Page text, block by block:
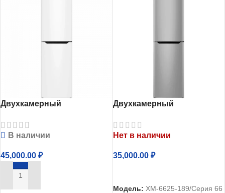
Двухкамерный
ХМ-6625-109
В наличии
45,000.00 ₽
В КОРЗИНУ
Двухкамерный
ХМ-6625-189
Нет в наличии
35,000.00 ₽
Модель: ХМ-6625-189/Серия 66